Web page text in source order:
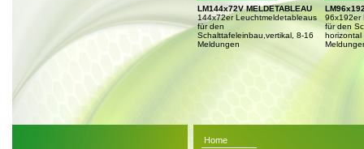
LM144x72V MELDETABLEAU
144x72er Leuchtmeldetableaus
für den
Schalttafeleinbau,vertikal, 8-16
Meldungen
96x192er
für den
horizontal
Home